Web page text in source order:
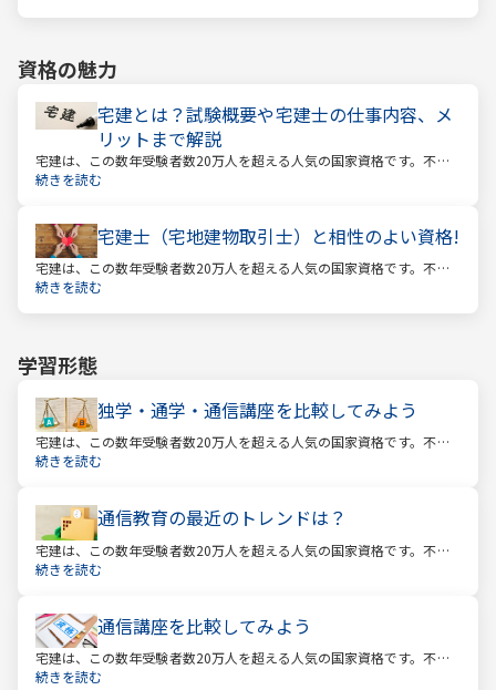
資格の魅力
宅建とは？試験概要や宅建士の仕事内容、メ
リットまで解説
宅建は、この数年受験者数20万人を超える人気の国家資格です。不動
産業に携わる人をはじめ、他業種、学生、主婦まで、さまざまな方が
続きを読む
宅建士（宅地建物取引士）と相性のよい資格!
宅建は、この数年受験者数20万人を超える人気の国家資格です。不動
産業に携わる人をはじめ、他業種、学生、主婦まで、さまざまな方が
続きを読む
学習形態
独学・通学・通信講座を比較してみよう
宅建は、この数年受験者数20万人を超える人気の国家資格です。不動
産業に携わる人をはじめ、他業種、学生、主婦まで、さまざまな方が
続きを読む
通信教育の最近のトレンドは？
宅建は、この数年受験者数20万人を超える人気の国家資格です。不動
産業に携わる人をはじめ、他業種、学生、主婦まで、さまざまな方が
続きを読む
通信講座を比較してみよう
宅建は、この数年受験者数20万人を超える人気の国家資格です。不動
産業に携わる人をはじめ、他業種、学生、主婦まで、さまざまな方が
続きを読む